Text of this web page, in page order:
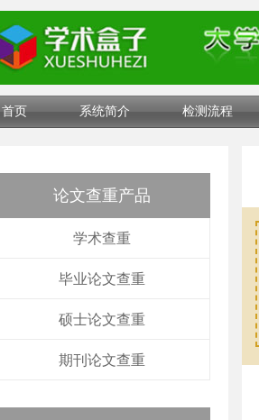
首页 系统简介 检测流程
论文查重产品
学术查重
毕业论文查重
硕士论文查重
期刊论文查重